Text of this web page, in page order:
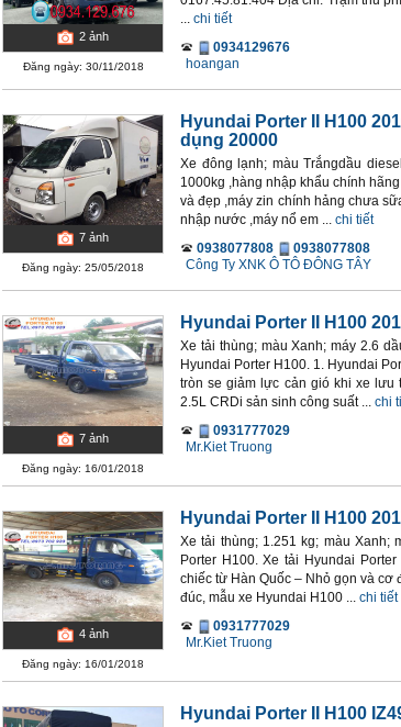
2 ảnh
Đăng ngày: 30/11/2018
... chi tiết
0934129676
hoangan
7 ảnh
Đăng ngày: 25/05/2018
Hyundai Porter II H100
dụng 20000
Xe đông lạnh; màu Trắngdầu
1000kg ,hàng nhập khẩu chính
và đẹp ,máy zin chính hảng chưa
nhập nước ,máy nổ em ... chi tiết
0938077808
0938077808
Công Ty XNK Ô TÔ ĐÔNG TÂY
7 ảnh
Đăng ngày: 16/01/2018
Hyundai Porter II H100
Xe tải thùng; màu Xanh; máy 2.6
Hyundai Porter H100. 1. Hyundai
tròn se giảm lực cản gió khi xe lưu
2.5L CRDi sản sinh công suất ... chi
0931777029
Mr.Kiet Truong
4 ảnh
Đăng ngày: 16/01/2018
Hyundai Porter II H100
Xe tải thùng; 1.251 kg; màu Xanh;
Porter H100. Xe tải Hyundai
chiếc từ Hàn Quốc – Nhỏ gọn và
đúc, mẫu xe Hyundai H100 ... chi tiết
0931777029
Mr.Kiet Truong
Hyundai Porter II H100